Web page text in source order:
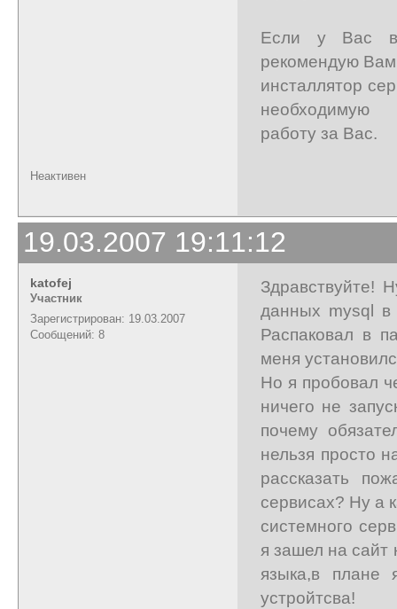
Если у Вас
рекомендую Вам
инсталлятор
необходимую
работу за Вас.
Неактивен
19.03.2007 19:11:12
katofej
Участник
Зарегистрирован: 19.03.2007
Сообщений: 8
Здравствуйте!
данных mysql
Распаковал в
меня
Но я пробовал
ничего не
почему
нельзя просто
рассказать
сервисах? Ну а
системного
я зашел на сайт
языка,в
устройтсва!